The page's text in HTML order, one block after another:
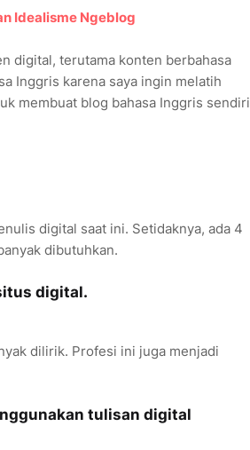
Idealisme Ngeblog
digital, terutama konten berbahasa
Inggris karena saya ingin melatih
membuat blog bahasa Inggris sendiri
digital saat ini. Setidaknya, ada 4
dibutuhkan.
digital.
dilirik. Profesi ini juga menjadi
tulisan digital